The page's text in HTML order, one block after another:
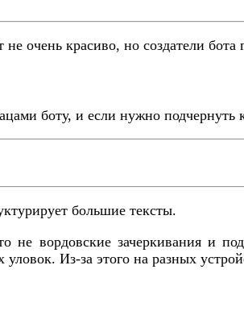
очень красиво, но создатели
боту, и если нужно
большие тексты.
не вордовские зачеркивания и
Из-за этого на разных